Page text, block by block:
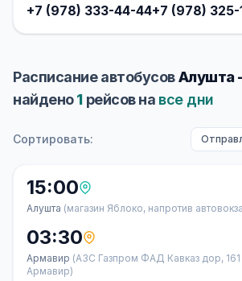
+7 (978) 333-44-44+7 (978) 325-
Расписание автобусовАлушта
найдено1рейсов на все дни
Сортировать:
15:00
Алушта (магазин Яблоко, напротив
03:30
Армавир (АЗС Газпром ФАД Кавказ дор,
Армавир)